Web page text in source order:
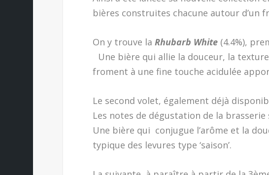
bières construites chacune autour d’un
On y trouve la Rhubarb White(4.4%),
Une bière qui allie la douceur, la
froment à une fine touche acidulée
Le second volet, également déjà
Les notes de dégustation de la brasserie
Une bière qui conjugue l’arôme et la
typique des levures type ‘saison’.